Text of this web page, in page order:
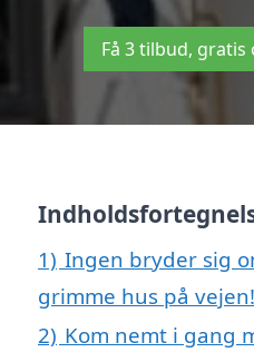
Få 3 tilbud,
1) Ingen bryder sig
grimme hus på vejen!
2) Kom nemt i gang